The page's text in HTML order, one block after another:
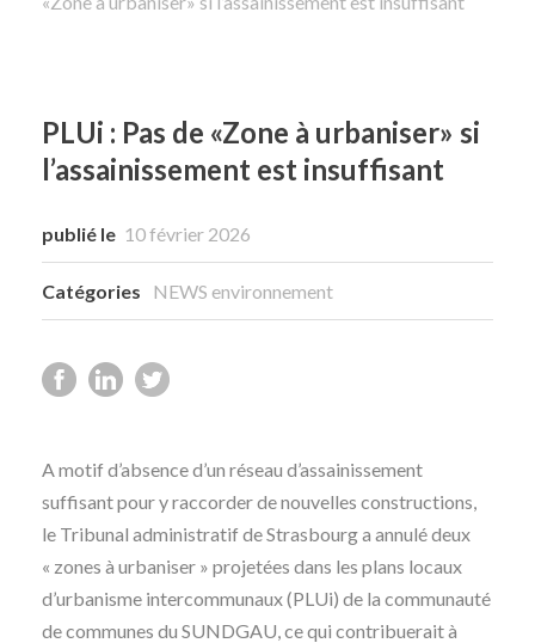
PLUi : Pas de «Zone à urbaniser» si
l’assainissement est insuffisant
publié le 10 février 2026
Catégories NEWS environnement
A motif d’absence d’un réseau d’assainissement
suffisant pour y raccorder de nouvelles constructions,
le Tribunal administratif de Strasbourg a annulé deux
« zones à urbaniser » projetées dans les plans locaux
d’urbanisme intercommunaux (PLUi) de la communauté
de communes du SUNDGAU, ce qui contribuerait à